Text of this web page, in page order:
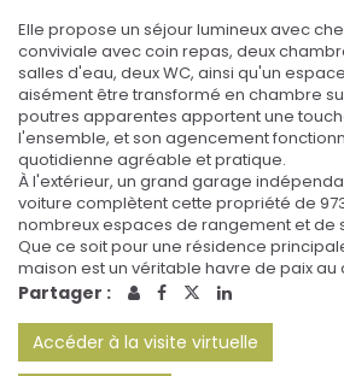
Elle propose un séjour lumineux avec
conviviale avec coin repas, deux
salles d'eau, deux WC, ainsi qu'un
aisément être transformé en chambre
poutres apparentes apportent une
l'ensemble, et son agencement
quotidienne agréable et pratique.
À l'extérieur, un grand garage
voiture complètent cette propriété de
nombreux espaces de rangement et de
Que ce soit pour une résidence
maison est un véritable havre de paix au
Partager :
Accéder à la visite virtuelle